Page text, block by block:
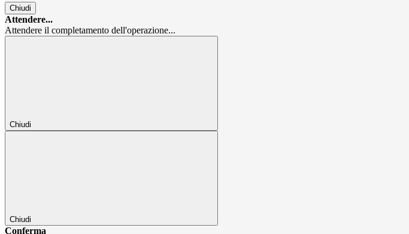
Chiudi
Attendere...
Attendere il completamento dell'operazione...
Chiudi
Chiudi
Conferma